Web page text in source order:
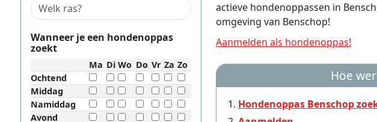
actieve hondenoppassen in
omgeving van Benschop!
Aanmelden als hondenoppas!
Hoe
Hondenoppas Benschop
Wanneer je een hondenoppas
zoekt
Ma Di Wo Do Vr Za Zo
Ochtend
Middag
Namiddag
Avond